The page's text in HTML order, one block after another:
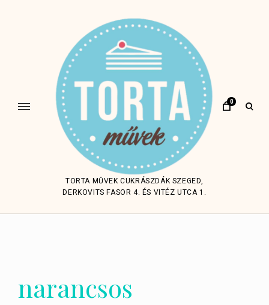
TORTA MŰVEK CUKRÁSZDÁK SZEGED,
DERKOVITS FASOR 4. ÉS VITÉZ UTCA 1.
0
open
narancsos